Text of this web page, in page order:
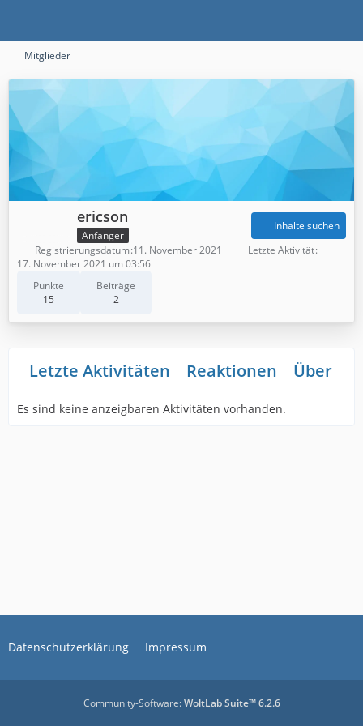
Mitglieder
ericson
Anfänger
Punkte
15
Beiträge
2
Inhalte suchen
Registrierungsdatum 11. November 2021
Letzte Aktivität
17. November 2021 um 03:56
Letzte Aktivitäten Reaktionen Über
Es sind keine anzeigbaren Aktivitäten vorhanden.
Datenschutzerklärung Impressum
Community-Software:WoltLab Suite™ 6.2.6